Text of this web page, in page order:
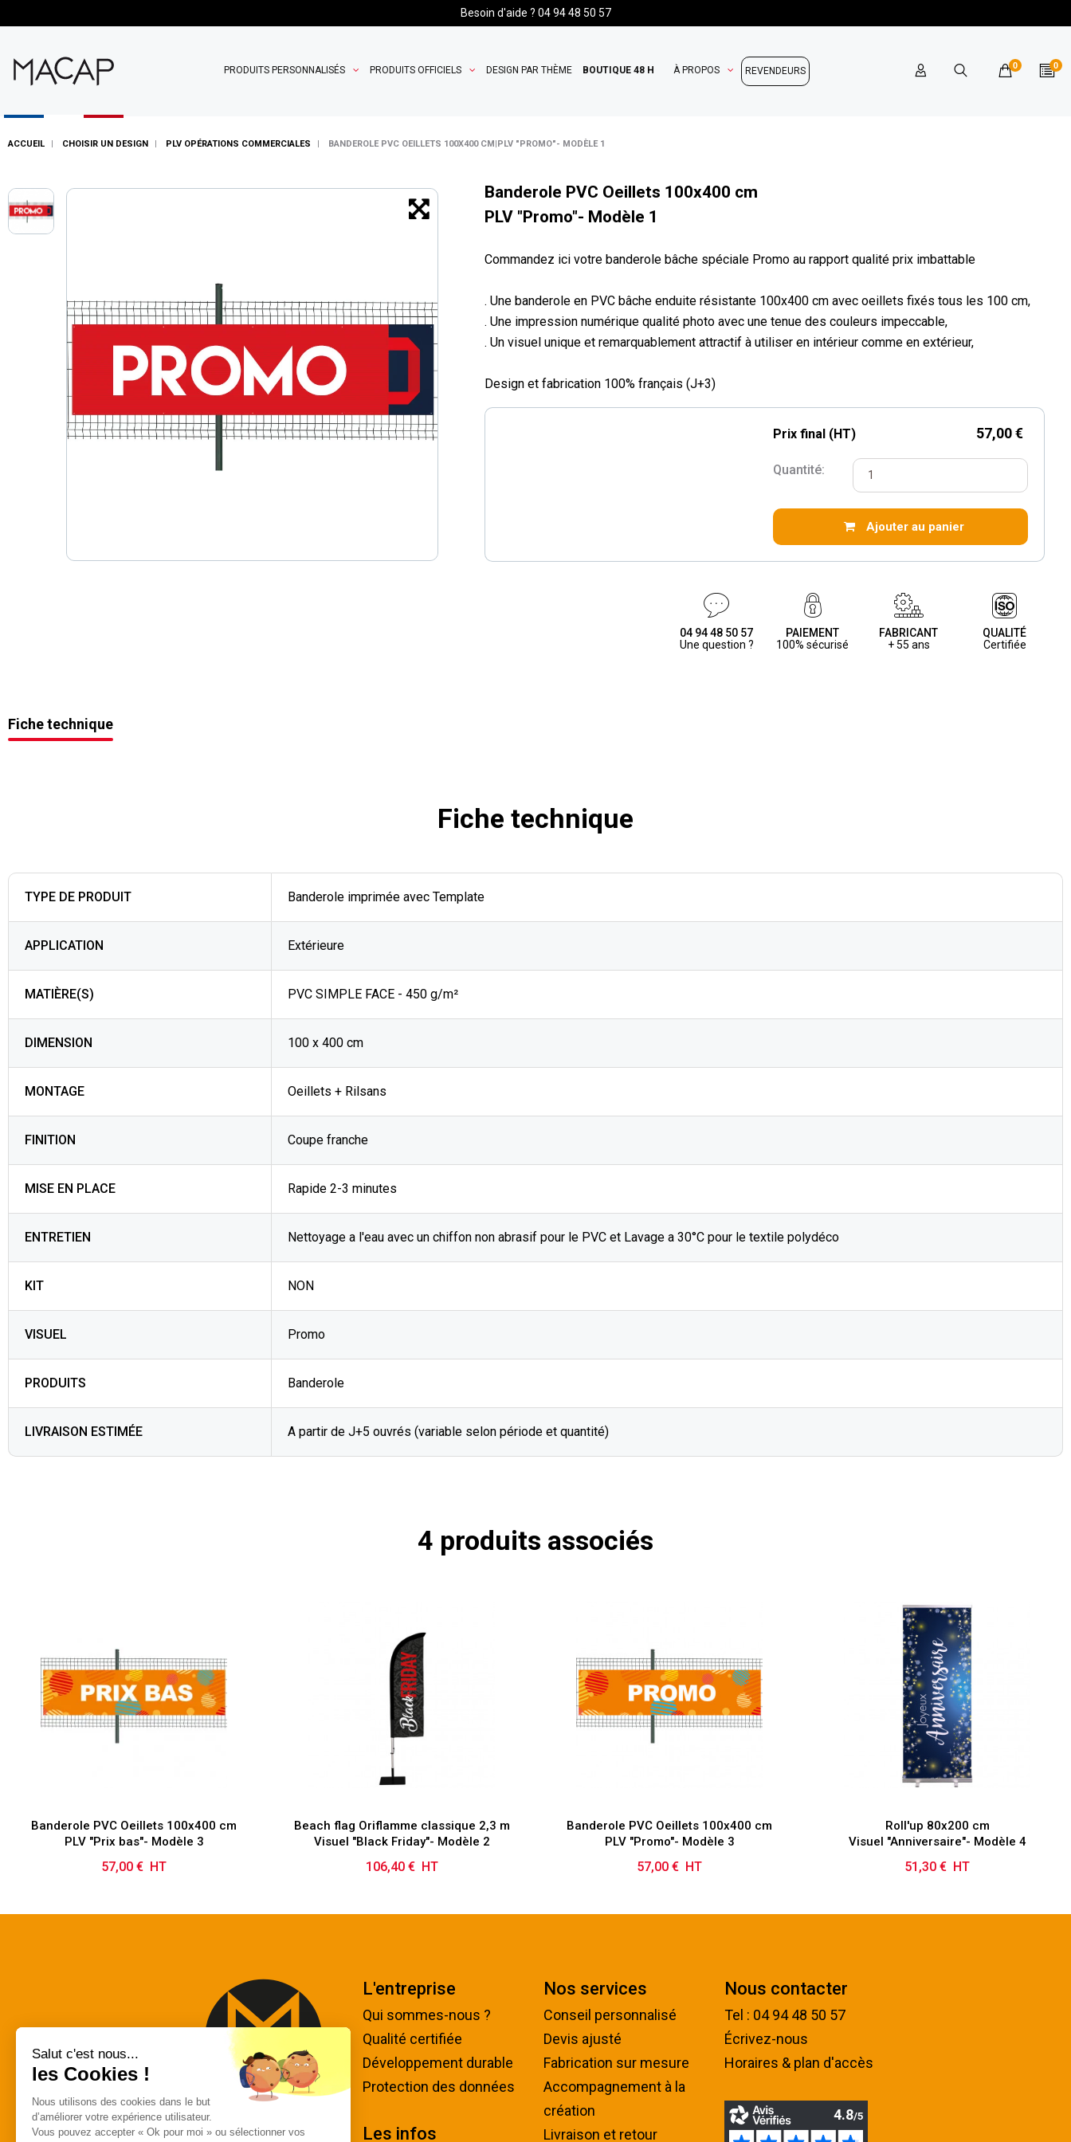
Besoin d'aide ? 04 94 48 50 57
PRODUITS PERSONNALISÉS PRODUITS OFFICIELS DESIGN PAR THÈME BOUTIQUE 48 H À PROPOS REVENDEURS
0 0
ACCUEIL CHOISIR UN DESIGN PLV OPÉRATIONS COMMERCIALES BANDEROLE PVC OEILLETS 100X400 CM|PLV "PROMO"- MODÈLE 1
Banderole PVC Oeillets 100x400 cm
PLV "Promo"- Modèle 1
Commandez ici votre banderole bâche spéciale Promo au rapport qualité prix imbattable
. Une banderole en PVC bâche enduite résistante 100x400 cm avec oeillets fixés tous les 100 cm,
. Une impression numérique qualité photo avec une tenue des couleurs impeccable,
. Un visuel unique et remarquablement attractif à utiliser en intérieur comme en extérieur,
Design et fabrication 100% français (J+3)
Prix final (HT) 57,00 €
Quantité:
Ajouter au panier
04 94 48 50 57
Une question ?
PAIEMENT
100% sécurisé
FABRICANT
+ 55 ans
QUALITÉ
Certifiée
Fiche technique
Fiche technique
TYPE DE PRODUIT Banderole imprimée avec Template
APPLICATION Extérieure
MATIÈRE(S) PVC SIMPLE FACE - 450 g/m²
DIMENSION 100 x 400 cm
MONTAGE Oeillets + Rilsans
FINITION Coupe franche
MISE EN PLACE Rapide 2-3 minutes
ENTRETIEN Nettoyage a l'eau avec un chiffon non abrasif pour le PVC et Lavage a 30°C pour le textile polydéco
KIT NON
VISUEL Promo
PRODUITS Banderole
LIVRAISON ESTIMÉE A partir de J+5 ouvrés (variable selon période et quantité)
4 produits associés
Banderole PVC Oeillets 100x400 cm
PLV "Prix bas"- Modèle 3
Prix
57,00 € HT
Beach flag Oriflamme classique 2,3 m
Visuel "Black Friday"- Modèle 2
Prix
106,40 € HT
Banderole PVC Oeillets 100x400 cm
PLV "Promo"- Modèle 3
Prix
57,00 € HT
Roll'up 80x200 cm
Visuel "Anniversaire"- Modèle 4
Prix
51,30 € HT
L'entreprise
Qui sommes-nous ?
Qualité certifiée
Développement durable
Protection des données
Les infos
Nos services
Conseil personnalisé
Devis ajusté
Fabrication sur mesure
Accompagnement à la
création
Livraison et retour
Nous contacter
Tel : 04 94 48 50 57
Écrivez-nous
Horaires & plan d'accès
Salut c'est nous...
les Cookies !
Nous utilisons des cookies dans le but
d’améliorer votre expérience utilisateur.
Vous pouvez accepter « Ok pour moi » ou sélectionner vos